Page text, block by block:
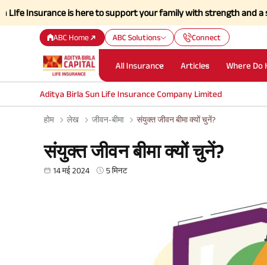
is here to support your family with strength and a
ABC Home ABC Solutions Connect
All Insurance Articles Where Do
Aditya Birla Sun Life Insurance Company Limited
होम लेख जीवन-बीमा संयुक्त जीवन बीमा क्यों चुनें?
संयुक्त जीवन बीमा क्यों चुनें?
14 मई 2024 5 मिनट